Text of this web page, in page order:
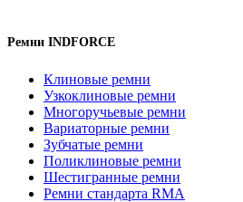
Ремни INDFORCE
Клиновые ремни
Узкоклиновые ремни
Многоручьевые ремни
Вариаторные ремни
Зубчатые ремни
Поликлиновые ремни
Шестигранные ремни
Ремни стандарта RMA